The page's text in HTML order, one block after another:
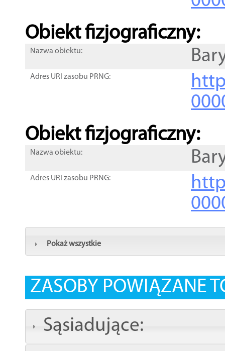
Obiekt fizjograficzny:
Nazwa obiektu:
Adres URI zasobu PRNG:
Obiekt fizjograficzny:
Nazwa obiektu:
Adres URI zasobu PRNG:
Pokaż wszystkie
ZASOBY POWIĄZANE
Sąsiadujące: